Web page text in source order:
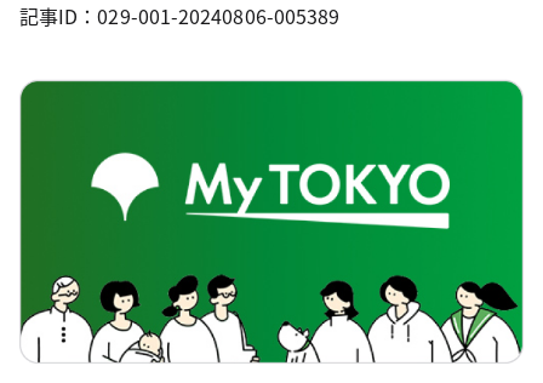
記事ID：029-001-20240806-005389